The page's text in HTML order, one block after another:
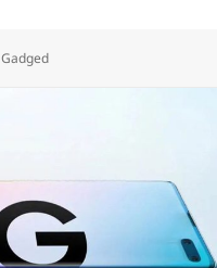
Tags
Gadged